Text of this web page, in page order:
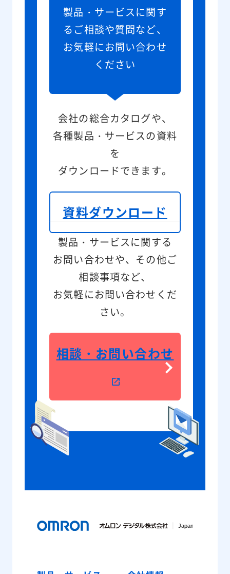
製品・サービスに関す
るご相談や質問など、
お気軽にお問い合わせ
ください
会社の総合カタログや、
各種製品・サービスの資料
を
ダウンロードできます。
資料ダウンロード
製品・サービスに関する
お問い合わせや、その他ご
相談事項など、
お気軽にお問い合わせくだ
さい。
相談・お問い合わせ